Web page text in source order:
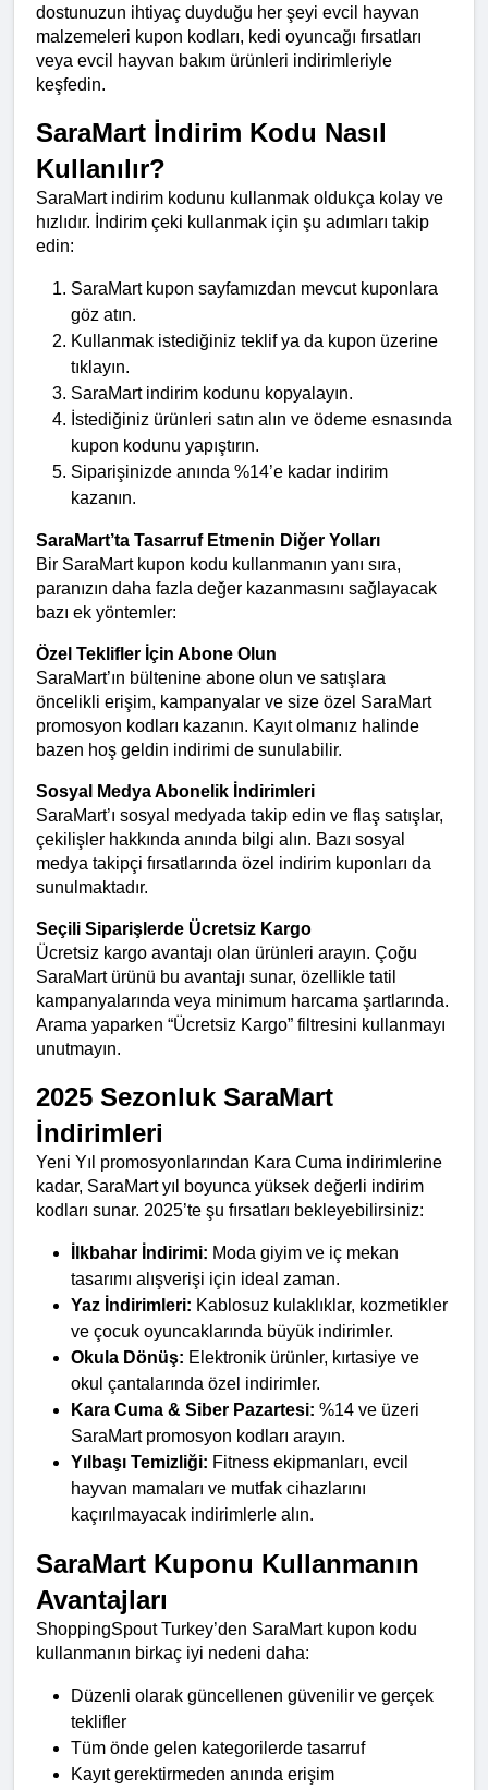
dostunuzun ihtiyaç duyduğu her şeyi evcil hayvan
malzemeleri kupon kodları, kedi oyuncağı fırsatları
veya evcil hayvan bakım ürünleri indirimleriyle
keşfedin.
SaraMart İndirim Kodu Nasıl
Kullanılır?
SaraMart indirim kodunu kullanmak oldukça kolay ve
hızlıdır. İndirim çeki kullanmak için şu adımları takip
edin:
SaraMart kupon sayfamızdan mevcut kuponlara
göz atın.
Kullanmak istediğiniz teklif ya da kupon üzerine
tıklayın.
SaraMart indirim kodunu kopyalayın.
İstediğiniz ürünleri satın alın ve ödeme esnasında
kupon kodunu yapıştırın.
Siparişinizde anında %14’e kadar indirim
kazanın.
SaraMart’ta Tasarruf Etmenin Diğer Yolları
Bir SaraMart kupon kodu kullanmanın yanı sıra,
paranızın daha fazla değer kazanmasını sağlayacak
bazı ek yöntemler:
Özel Teklifler İçin Abone Olun
SaraMart’ın bültenine abone olun ve satışlara
öncelikli erişim, kampanyalar ve size özel SaraMart
promosyon kodları kazanın. Kayıt olmanız halinde
bazen hoş geldin indirimi de sunulabilir.
Sosyal Medya Abonelik İndirimleri
SaraMart’ı sosyal medyada takip edin ve flaş satışlar,
çekilişler hakkında anında bilgi alın. Bazı sosyal
medya takipçi fırsatlarında özel indirim kuponları da
sunulmaktadır.
Seçili Siparişlerde Ücretsiz Kargo
Ücretsiz kargo avantajı olan ürünleri arayın. Çoğu
SaraMart ürünü bu avantajı sunar, özellikle tatil
kampanyalarında veya minimum harcama şartlarında.
Arama yaparken “Ücretsiz Kargo” filtresini kullanmayı
unutmayın.
2025 Sezonluk SaraMart
İndirimleri
Yeni Yıl promosyonlarından Kara Cuma indirimlerine
kadar, SaraMart yıl boyunca yüksek değerli indirim
kodları sunar. 2025’te şu fırsatları bekleyebilirsiniz:
İlkbahar İndirimi: Moda giyim ve iç mekan
tasarımı alışverişi için ideal zaman.
Yaz İndirimleri: Kablosuz kulaklıklar, kozmetikler
ve çocuk oyuncaklarında büyük indirimler.
Okula Dönüş: Elektronik ürünler, kırtasiye ve
okul çantalarında özel indirimler.
Kara Cuma & Siber Pazartesi: %14 ve üzeri
SaraMart promosyon kodları arayın.
Yılbaşı Temizliği: Fitness ekipmanları, evcil
hayvan mamaları ve mutfak cihazlarını
kaçırılmayacak indirimlerle alın.
SaraMart Kuponu Kullanmanın
Avantajları
ShoppingSpout Turkey’den SaraMart kupon kodu
kullanmanın birkaç iyi nedeni daha:
Düzenli olarak güncellenen güvenilir ve gerçek
teklifler
Tüm önde gelen kategorilerde tasarruf
Kayıt gerektirmeden anında erişim